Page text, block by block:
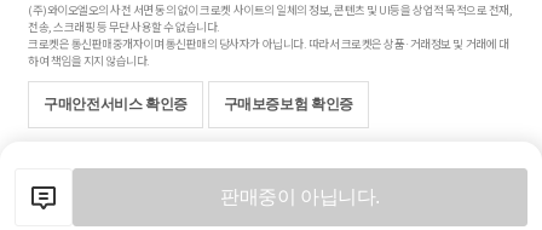
판매중이 아닙니다.
(주)와이오엘오의 사전 서면 동의 없이 크로켓 사이트의 일체의 정보, 콘텐츠 및 UI등을 상업적 목적으로 전재,
전송, 스크래핑 등 무단 사용할 수 없습니다.
크로켓은 통신판매중개자이며 통신판매의 당사자가 아닙니다. 따라서 크로켓은 상품·거래정보 및 거래에 대
하여 책임을 지지 않습니다.
구매안전서비스 확인증 구매보증보험 확인증